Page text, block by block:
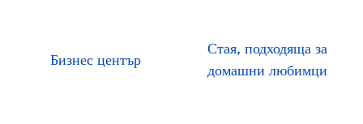
Бизнес център
Стая, подходяща за
домашни любимци